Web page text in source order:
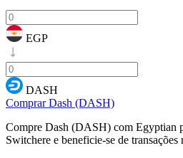
EGP
DASH
Comprar Dash (DASH)
Compre Dash (DASH) com Egyptian
Switchere e beneficie-se de transações